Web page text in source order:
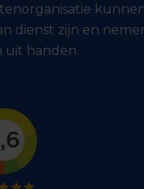
dienst zijn en
uit handen.